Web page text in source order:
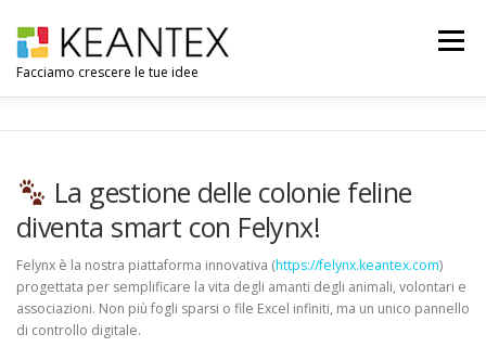
contenuto
Facciamo crescere le tue idee
Menu
La gestione delle colonie feline
diventa smart con Felynx!
Felynx è la nostra piattaforma innovativa (https://felynx.keantex.com)
progettata per semplificare la vita degli amanti degli animali, volontari e
associazioni. Non più fogli sparsi o file Excel infiniti, ma un unico pannello
di controllo digitale.